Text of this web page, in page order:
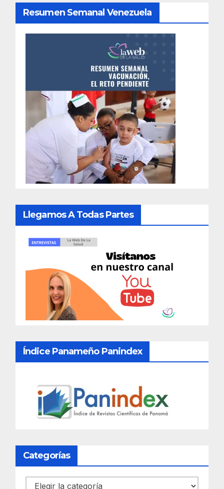
Resumen Semanal Venezuela
Llegamos A Todas Partes
Índice Panameño Panindex
Categorías
Categorías